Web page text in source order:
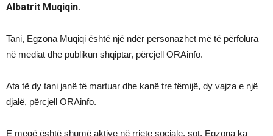
Albatrit Muqiqin.
Tani, Egzona Muqiqi është një ndër personazhet më të përfolura
në mediat dhe publikun shqiptar, përcjell ORAinfo.
Ata të dy tani janë të martuar dhe kanë tre fëmijë, dy vajza e një
djalë, përcjell ORAinfo.
E meqë është shumë aktive në rrjete sociale, sot, Egzona ka